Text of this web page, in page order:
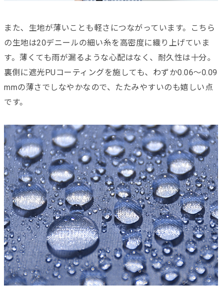
また、生地が薄いことも軽さにつながっています。こちら
の生地は20デニールの細い糸を高密度に織り上げていま
す。薄くても雨が漏るような心配はなく、耐久性は十分。
裏側に遮光PUコーティングを施しても、わずか0.06〜0.09
mmの薄さでしなやかなので、たたみやすいのも嬉しい点
です。